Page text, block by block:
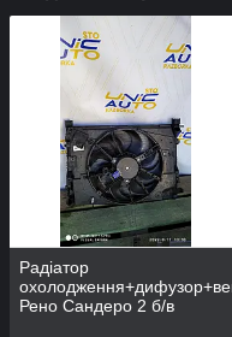
Радіатор
Рено Сандеро 2 б/в